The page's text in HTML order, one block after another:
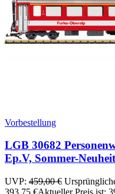
Vorbestellung
LGB 30682
Ep.V, Sommer-
UVP: 459,00€